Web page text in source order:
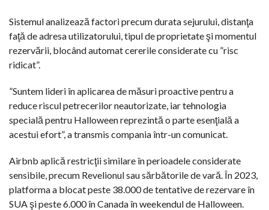
Sistemul analizează factori precum durata sejurului, distanţa
faţă de adresa utilizatorului, tipul de proprietate şi momentul
rezervării, blocând automat cererile considerate cu ”risc
ridicat”.
”Suntem lideri în aplicarea de măsuri proactive pentru a
reduce riscul petrecerilor neautorizate, iar tehnologia
specială pentru Halloween reprezintă o parte esenţială a
acestui efort”, a transmis compania într-un comunicat.
Airbnb aplică restricţii similare în perioadele considerate
sensibile, precum Revelionul sau sărbătorile de vară. În 2023,
platforma a blocat peste 38.000 de tentative de rezervare în
SUA şi peste 6.000 în Canada în weekendul de Halloween.